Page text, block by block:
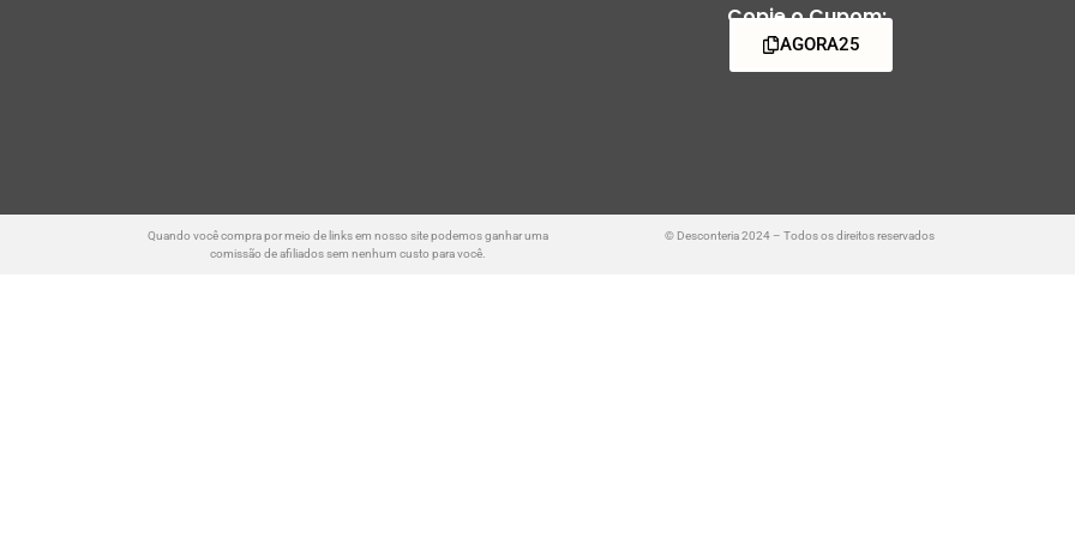
Copie o Cupom:
AGORA25
Quando você compra por meio de links em nosso site podemos ganhar uma
comissão de afiliados sem nenhum custo para você.
© Desconteria 2024 – Todos os direitos reservados